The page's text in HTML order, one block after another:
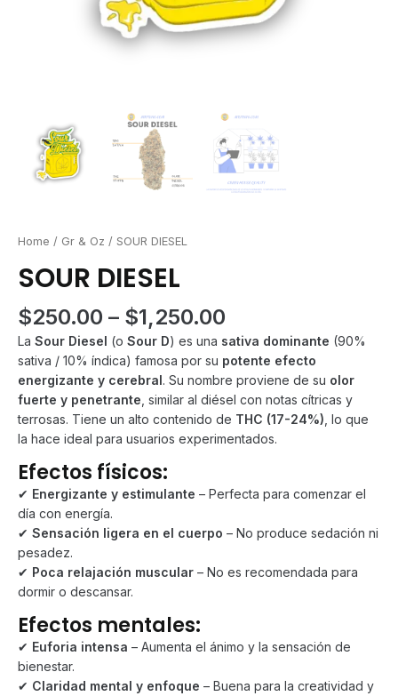
Home / Gr & Oz / SOUR DIESEL
SOUR DIESEL
$250.00 – $1,250.00
range:
$250.00
through
$1,250.00
La Sour Diesel (o Sour D) es una sativa dominante (90%
sativa / 10% índica) famosa por su potente efecto
energizante y cerebral. Su nombre proviene de su olor
fuerte y penetrante , similar al diésel con notas cítricas y
terrosas. Tiene un alto contenido de THC (17-24%) , lo que
la hace ideal para usuarios experimentados.
Efectos físicos:
✔ Energizante y estimulante – Perfecta para comenzar el
día con energía.
✔ Sensación ligera en el cuerpo – No produce sedación ni
pesadez.
✔ Poca relajación muscular – No es recomendada para
dormir o descansar.
Efectos mentales:
✔ Euforia intensa – Aumenta el ánimo y la sensación de
bienestar.
✔ Claridad mental y enfoque – Buena para la creatividad y